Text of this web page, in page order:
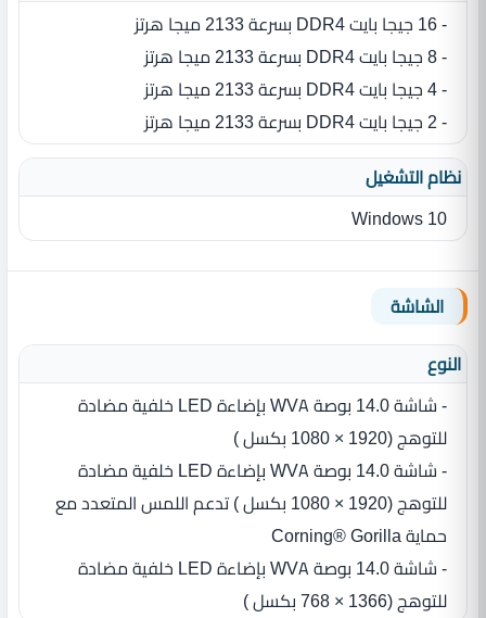
- 16 جيجا بايت DDR4 بسرعة 2133 ميجا هرتز
- 8 جيجا بايت DDR4 بسرعة 2133 ميجا هرتز
- 4 جيجا بايت DDR4 بسرعة 2133 ميجا هرتز
- 2 جيجا بايت DDR4 بسرعة 2133 ميجا هرتز
نظام التشغيل
Windows 10
الشاشة
النوع
- شاشة 14.0 بوصة WVA بإضاءة LED‏ خلفية مضادة
للتوهج (1920‏ ‏×‏ 1080 بكسل ‏)
- شاشة 14.0 بوصة WVA بإضاءة LED‏ خلفية مضادة
للتوهج (1920‏ ‏×‏ 1080 بكسل ‏) تدعم اللمس المتعدد مع
حماية Corning® Gorilla
- شاشة 14.0 بوصة WVA بإضاءة LED‏ خلفية مضادة
للتوهج (1366 × 768 بكسل ‏)